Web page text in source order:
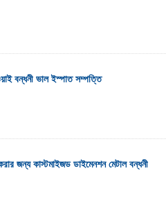
বন্ধনী ভাল ইস্পাত সম্পত্তি
জন্য কাস্টমাইজড ডাইমেনশন মেটাল বন্ধনী